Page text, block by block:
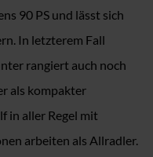
90 PS und lässt sich
In letzterem Fall
rangiert auch noch
als kompakter
in aller Regel mit
arbeiten als Allradler.